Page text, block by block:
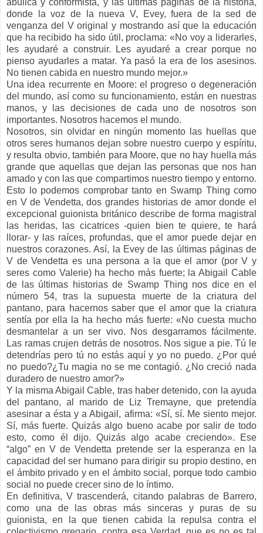
donde la voz de la nueva V, Evey, fuera de la sed de
venganza del V original y mostrando así que la educación
que ha recibido ha sido útil, proclama: «No voy a liderarles,
les ayudaré a construir. Les ayudaré a crear porque no
pienso ayudarles a matar. Ya pasó la era de los asesinos.
No tienen cabida en nuestro mundo mejor.»
Una idea recurrente en Moore: el progreso o degeneración
del mundo, así como su funcionamiento, están en nuestras
manos, y las decisiones de cada uno de nosotros son
importantes. Nosotros hacemos el mundo.
Nosotros, sin olvidar en ningún momento las huellas que
otros seres humanos dejan sobre nuestro cuerpo y espíritu,
y resulta obvio, también para Moore, que no hay huella más
grande que aquellas que dejan las personas que nos han
amado y con las que compartimos nuestro tiempo y entorno.
Esto lo podemos comprobar tanto en Swamp Thing como
en V de Vendetta, dos grandes historias de amor donde el
excepcional guionista británico describe de forma magistral
las heridas, las cicatrices -quien bien te quiere, te hará
llorar- y las raíces, profundas, que el amor puede dejar en
nuestros corazones. Así, la Evey de las últimas páginas de
V de Vendetta es una persona a la que el amor (por V y
seres como Valerie) ha hecho más fuerte; la Abigail Cable
de las últimas historias de Swamp Thing nos dice en el
número 54, tras la supuesta muerte de la criatura del
pantano, para hacernos saber que el amor que la criatura
sentía por ella la ha hecho más fuerte: «No cuesta mucho
desmantelar a un ser vivo. Nos desgarramos fácilmente.
Las ramas crujen detrás de nosotros. Nos sigue a pie. Tú le
detendrías pero tú no estás aquí y yo no puedo. ¿Por qué
no puedo?¿Tu magia no se me contagió. ¿No creció nada
duradero de nuestro amor?»
Y la misma Abigail Cable, tras haber detenido, con la ayuda
del pantano, al marido de Liz Tremayne, que pretendía
asesinar a ésta y a Abigail, afirma: «Sí, sí. Me siento mejor.
Sí, más fuerte. Quizás algo bueno acabe por salir de todo
esto, como él dijo. Quizás algo acabe creciendo». Ese
“algo” en V de Vendetta pretende ser la esperanza en la
capacidad del ser humano para dirigir su propio destino, en
el ámbito privado y en el ámbito social, porque todo cambio
social no puede crecer sino de lo íntimo.
En definitiva, V trascenderá, citando palabras de Barrero,
como una de las obras más sinceras y puras de su
guionista, en la que tienen cabida la repulsa contra el